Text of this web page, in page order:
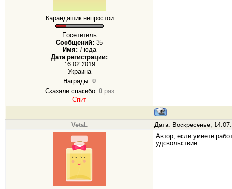
Карандашик непростой
Посетитель
Сообщений: 35
Имя: Люда
Дата регистрации:
16.02.2019
Украина
Награды: 0
Сказали спасибо: 0раз
Спит
VetaL Дата: Воскресенье,
Автор, если умеете
удовольствие.